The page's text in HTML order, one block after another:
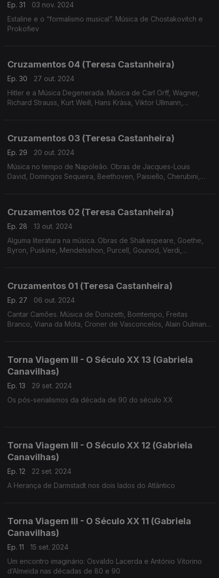
Ep. 31
03 nov. 2024
Estaline e o “formalismo musical”. Música de Chostakovitch e
Prokofiev
Cruzamentos 04 (Teresa Castanheira)
Ep. 30
27 out. 2024
Hitler e a Música Degenerada. Música de Carl Orff, Wagner,
Richard Strauss, Kurt Weill, Hans Kràsa, Viktor Ullmann,
Cruzamentos 03 (Teresa Castanheira)
Ep. 29
20 out. 2024
Música no tempo de Napoleão. Obras de Jacques-Louis
David, Domingos Sequeira, Beethoven, Paisiello, Cherubini,
Cruzamentos 02 (Teresa Castanheira)
Ep. 28
13 out. 2024
Alguma literatura na música. Obras de Shakespeare, Goethe,
Byron, Puskine, Mendelsshon, Purcell, Gounod, Verdi,
Cruzamentos 01 (Teresa Castanheira)
Ep. 27
06 out. 2024
Cantar Camões. Música de Donizetti, Bomtempo, Freitas
Branco, Viana da Mota, Croner de Vasconcelos, Alain Oulman,
Torna Viagem III - O Século XX 13 (Gabriela
Canavilhas)
Ep. 13
29 set. 2024
Os pós-serialismos da década de 90 do século XX
Torna Viagem III - O Século XX 12 (Gabriela
Canavilhas)
Ep. 12
22 set. 2024
A Herança de Darmstadt nos dois lados do Atlântico
Torna Viagem III - O Século XX 11 (Gabriela
Canavilhas)
Ep. 11
15 set. 2024
Um encontro imaginário: Osvaldo Lacerda e António Vitorino
d’Almeida nas décadas de 80 e 90